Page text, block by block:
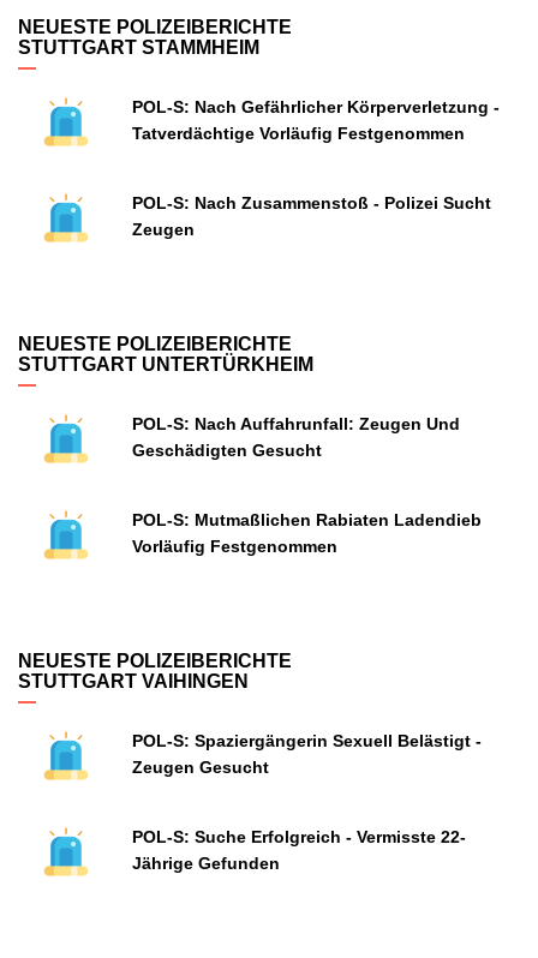
NEUESTE POLIZEIBERICHTE
STUTTGART STAMMHEIM
POL-S: Nach Gefährlicher Körperverletzung -
Tatverdächtige Vorläufig Festgenommen
POL-S: Nach Zusammenstoß - Polizei Sucht
Zeugen
NEUESTE POLIZEIBERICHTE
STUTTGART UNTERTÜRKHEIM
POL-S: Nach Auffahrunfall: Zeugen Und
Geschädigten Gesucht
POL-S: Mutmaßlichen Rabiaten Ladendieb
Vorläufig Festgenommen
NEUESTE POLIZEIBERICHTE
STUTTGART VAIHINGEN
POL-S: Spaziergängerin Sexuell Belästigt -
Zeugen Gesucht
POL-S: Suche Erfolgreich - Vermisste 22-
Jährige Gefunden